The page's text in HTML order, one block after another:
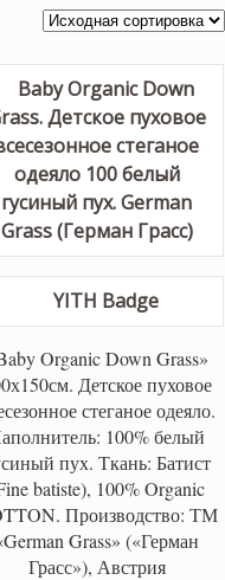
Organic Down Grass»
Детское пуховое
стеганое одеяло.
100% белый
пух. Ткань: Батист
batiste), 100% Organic
Производство: ТМ
Grass» («Герман
Грасс»), Австрия